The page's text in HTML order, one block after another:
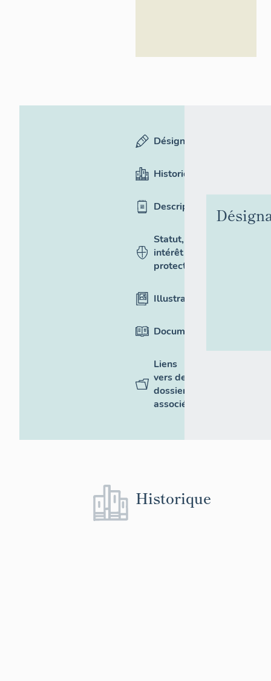
Désignation
Historique
Description
Statut,
intérêt et
protection
Illustrations
Documentation
Liens
vers des
dossiers
associés
Historique